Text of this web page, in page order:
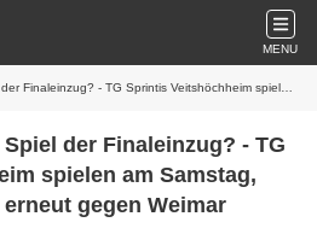
MENU
Veitshöchheim spielen am Samstag, 9.3. in den Play-offs erneut gegen Weimar
der Finaleinzug? - TG
spielen am Samstag,
gegen Weimar